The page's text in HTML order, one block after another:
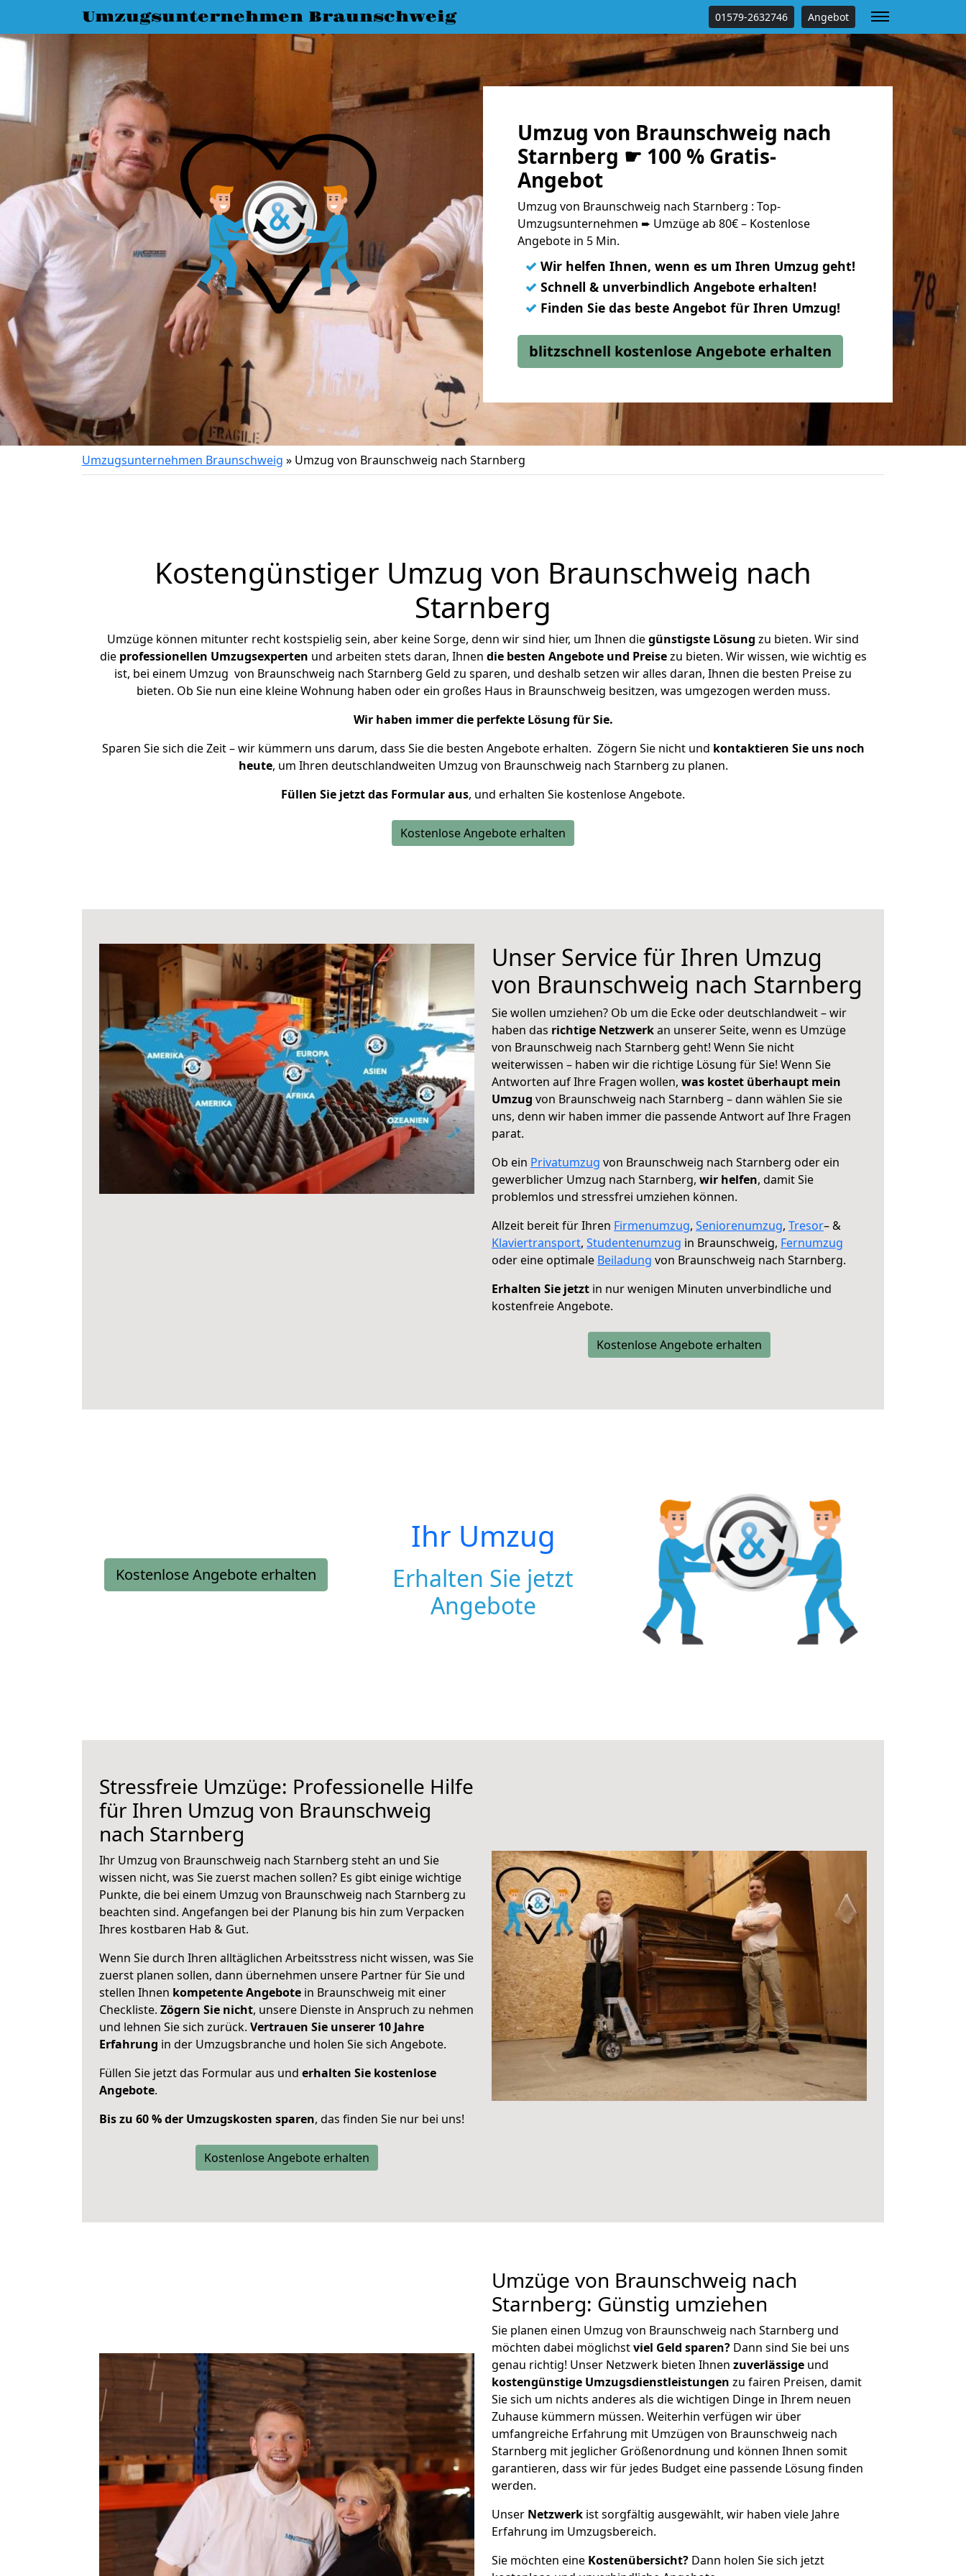
Umzugsunternehmen Braunschweig 01579-2632746 Angebot
Umzug von Braunschweig nach
Starnberg ☛ 100 % Gratis-
Angebot
Umzug von Braunschweig nach Starnberg : Top-
Umzugsunternehmen ➨ Umzüge ab 80€ – Kostenlose
Angebote in 5 Min.
✓ Wir helfen Ihnen, wenn es um Ihren Umzug geht!
✓ Schnell & unverbindlich Angebote erhalten!
✓ Finden Sie das beste Angebot für Ihren Umzug!
blitzschnell kostenlose Angebote erhalten
Umzugsunternehmen Braunschweig » Umzug von Braunschweig nach Starnberg
Kostengünstiger Umzug von Braunschweig nach
Starnberg
Umzüge können mitunter recht kostspielig sein, aber keine Sorge, denn wir sind hier, um Ihnen diegünstigste Lösung zu bieten. Wir sind
die professionellen Umzugsexperten und arbeiten stets daran, Ihnen die besten Angebote und Preisezu bieten. Wir wissen, wie wichtig es
ist, bei einem Umzug von Braunschweig nach Starnberg Geld zu sparen, und deshalb setzen wir alles daran, Ihnen die besten Preise zu
bieten. Ob Sie nun eine kleine Wohnung haben oder ein großes Haus in Braunschweig besitzen, was umgezogen werden muss.
Wir haben immer die perfekte Lösung für Sie.
Sparen Sie sich die Zeit – wir kümmern uns darum, dass Sie die besten Angebote erhalten. Zögern Sie nicht und kontaktieren Sie uns noch
heute, um Ihren deutschlandweiten Umzug von Braunschweig nach Starnberg zu planen.
Füllen Sie jetzt das Formular aus, und erhalten Sie kostenlose Angebote.
Kostenlose Angebote erhalten
Unser Service für Ihren Umzug
von Braunschweig nach Starnberg
Sie wollen umziehen? Ob um die Ecke oder deutschlandweit – wir
haben das richtige Netzwerkan unserer Seite, wenn es Umzüge
von Braunschweig nach Starnberg geht! Wenn Sie nicht
weiterwissen – haben wir die richtige Lösung für Sie! Wenn Sie
Antworten auf Ihre Fragen wollen, was kostet überhaupt mein
Umzug von Braunschweig nach Starnberg – dann wählen Sie sie
uns, denn wir haben immer die passende Antwort auf Ihre Fragen
parat.
Ob ein Privatumzug von Braunschweig nach Starnberg oder ein
gewerblicher Umzug nach Starnberg, wir helfen, damit Sie
problemlos und stressfrei umziehen können.
Allzeit bereit für Ihren Firmenumzug, Seniorenumzug, Tresor– &
Klaviertransport, Studentenumzug in Braunschweig, Fernumzug
oder eine optimale Beiladung von Braunschweig nach Starnberg.
Erhalten Sie jetzt in nur wenigen Minuten unverbindliche und
kostenfreie Angebote.
Kostenlose Angebote erhalten
Kostenlose Angebote erhalten
Ihr Umzug
Erhalten Sie jetzt
Angebote
Stressfreie Umzüge: Professionelle Hilfe
für Ihren Umzug von Braunschweig
nach Starnberg
Ihr Umzug von Braunschweig nach Starnberg steht an und Sie
wissen nicht, was Sie zuerst machen sollen? Es gibt einige wichtige
Punkte, die bei einem Umzug von Braunschweig nach Starnberg zu
beachten sind. Angefangen bei der Planung bis hin zum Verpacken
Ihres kostbaren Hab & Gut.
Wenn Sie durch Ihren alltäglichen Arbeitsstress nicht wissen, was Sie
zuerst planen sollen, dann übernehmen unsere Partner für Sie und
stellen Ihnen kompetente Angebote in Braunschweig mit einer
Checkliste. Zögern Sie nicht, unsere Dienste in Anspruch zu nehmen
und lehnen Sie sich zurück. Vertrauen Sie unserer 10 Jahre
Erfahrung in der Umzugsbranche und holen Sie sich Angebote.
Füllen Sie jetzt das Formular aus und erhalten Sie kostenlose
Angebote.
Bis zu 60 % der Umzugskosten sparen, das finden Sie nur bei uns!
Kostenlose Angebote erhalten
Umzüge von Braunschweig nach
Starnberg: Günstig umziehen
Sie planen einen Umzug von Braunschweig nach Starnberg und
möchten dabei möglichstviel Geld sparen? Dann sind Sie bei uns
genau richtig! Unser Netzwerk bieten Ihnen zuverlässige und
kostengünstige Umzugsdienstleistungen zu fairen Preisen, damit
Sie sich um nichts anderes als die wichtigen Dinge in Ihrem neuen
Zuhause kümmern müssen. Weiterhin verfügen wir über
umfangreiche Erfahrung mit Umzügen von Braunschweig nach
Starnberg mit jeglicher Größenordnung und können Ihnen somit
garantieren, dass wir für jedes Budget eine passende Lösung finden
werden.
Unser Netzwerk ist sorgfältig ausgewählt, wir haben viele Jahre
Erfahrung im Umzugsbereich.
Sie möchten eine Kostenübersicht? Dann holen Sie sich jetzt